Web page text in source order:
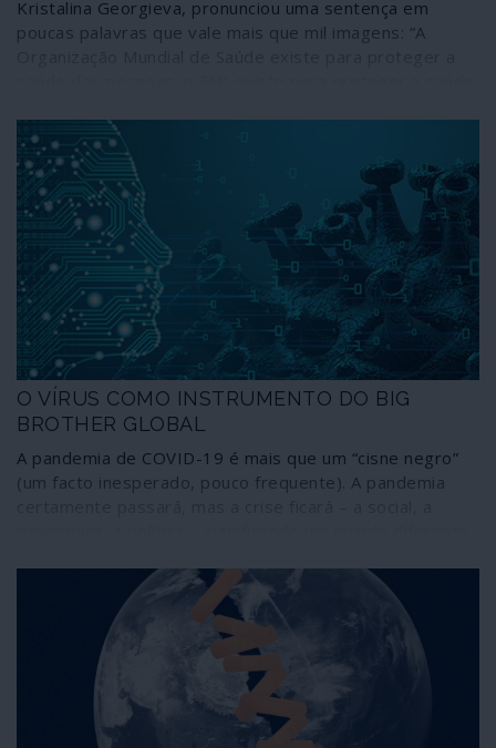
Kristalina Georgieva, pronunciou uma sentença em
poucas palavras que vale mais que mil imagens: “A
cujos dirigentes resolverem combater o cataclismo
económico gerado pelo novo coronavírus recorrendo às
bem conhecidas “ajudas” do FMI e das suas extensões
troikianas para consumo interno da União Europeia!
O VÍRUS COMO INSTRUMENTO DO BIG
BROTHER GLOBAL
A pandemia de COVID-19 é mais que um “cisne negro”
(um facto inesperado, pouco frequente). A pandemia
politólogos podem imaginar, com uma estimativa de
mais de três mil milhões de desempregados.